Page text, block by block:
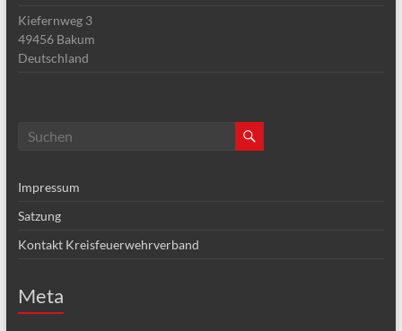
Kiefernweg 3
49456 Bakum
Deutschland
Impressum
Satzung
Kontakt Kreisfeuerwehrverband
Meta